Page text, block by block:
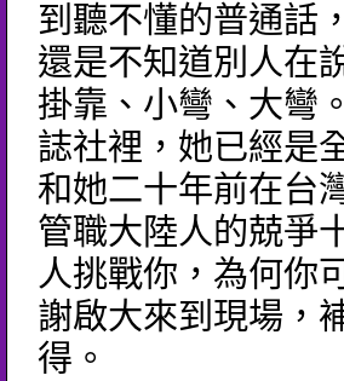
到聽不懂的普通話
還是不知道別人在
掛靠、小彎、大彎
誌社裡，她已經是
和她二十年前在台
管職大陸人的兢爭
人挑戰你，為何你
謝啟大來到現場，
得。